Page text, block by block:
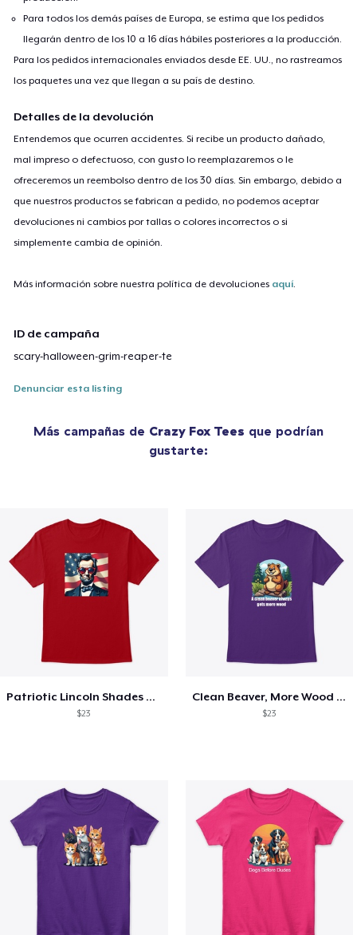
Para todos los demás países de Europa, se estima que los pedidos
llegarán dentro de los 10 a 16 días hábiles posteriores a la producción.
Para los pedidos internacionales enviados desde EE. UU., no rastreamos
los paquetes una vez que llegan a su país de destino.
Detalles de la devolución
Entendemos que ocurren accidentes. Si recibe un producto dañado,
mal impreso o defectuoso, con gusto lo reemplazaremos o le
ofreceremos un reembolso dentro de los 30 días. Sin embargo, debido a
que nuestros productos se fabrican a pedido, no podemos aceptar
devoluciones ni cambios por tallas o colores incorrectos o si
simplemente cambia de opinión.
Más información sobre nuestra política de devoluciones aquí
ID de campaña
scary-halloween-grim-reaper-te
Denunciar esta listing
Más campañas de Crazy Fox Tees que podrían
gustarte:
Patriotic Lincoln Shades Graphic Tee
$23
Clean Beaver, More Wood Tee
$23